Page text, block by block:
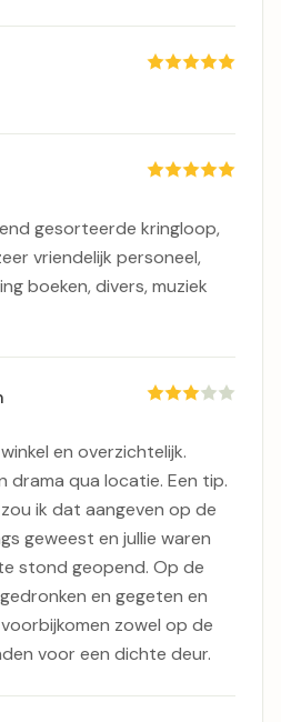
gesorteerde kringloop,
vriendelijk personeel,
boeken, divers, muziek
en overzichtelijk.
drama qua locatie. Een tip.
ik dat aangeven op de
geweest en jullie waren
stond geopend. Op de
en gegeten en
zowel op de
voor een dichte deur.